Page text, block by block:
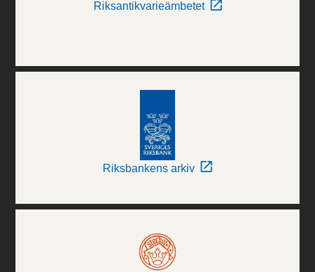
Riksantikvarieämbetet
Riksbankens arkiv